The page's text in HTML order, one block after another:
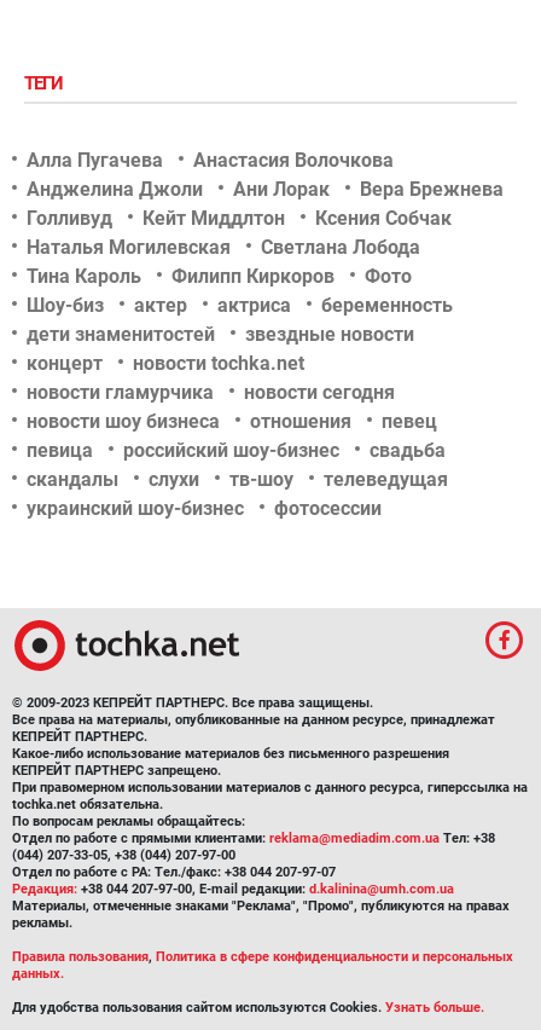
ТЕГИ
Алла Пугачева
Анастасия Волочкова
Анджелина Джоли
Ани Лорак
Вера Брежнева
Голливуд
Кейт Миддлтон
Ксения Собчак
Наталья Могилевская
Светлана Лобода
Тина Кароль
Филипп Киркоров
Фото
Шоу-биз
актер актриса
беременность
дети знаменитостей
звездные новости
концерт
новости tochka.net
новости гламурчика
новости сегодня
новости шоу бизнеса
отношения
певец
певица
российский шоу-бизнес
свадьба
скандалы
слухи тв-шоу
телеведущая
украинский шоу-бизнес
фотосессии
© 2009-2023 КЕПРЕЙТ ПАРТНЕРС. Все права защищены.
Все права на материалы, опубликованные на данном ресурсе, принадлежат
КЕПРЕЙТ ПАРТНЕРС.
Какое-либо использование материалов без письменного разрешения
КЕПРЕЙТ ПАРТНЕРС запрещено.
При правомерном использовании материалов с данного ресурса, гиперссылка на
tochka.net обязательна.
По вопросам рекламы обращайтесь:
Отдел по работе с прямыми клиентами: reklama@mediadim.com.ua Тел: +38
(044) 207-33-05, +38 (044) 207-97-00
Отдел по работе с РА: Тел./факс: +38 044 207-97-07
Редакция: +38 044 207-97-00, E-mail редакции: d.kalinina@umh.com.ua
Материалы, отмеченные знаками "Реклама", "Промо", публикуются на правах
рекламы.
Правила пользования, Политика в сфере конфиденциальности и персональных
данных.
Для удобства пользования сайтом используются Cookies. Узнать больше.